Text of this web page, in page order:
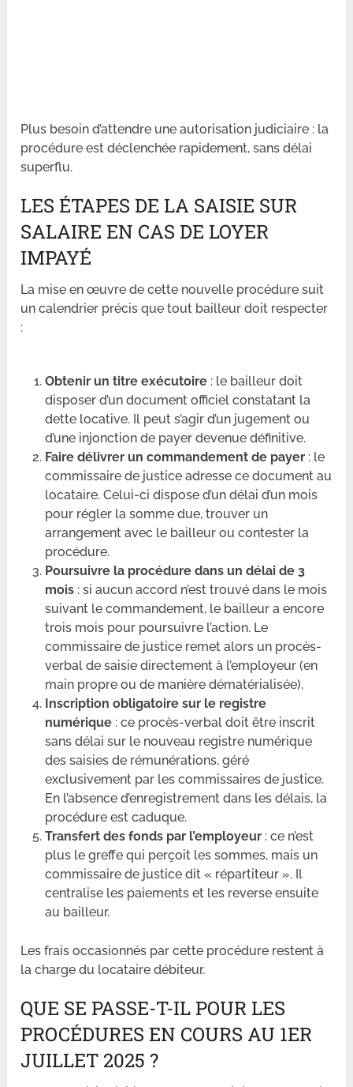
Plus besoin d’attendre une autorisation judiciaire : la
procédure est déclenchée rapidement, sans délai
superflu.
LES ÉTAPES DE LA SAISIE SUR
SALAIRE EN CAS DE LOYER
IMPAYÉ
La mise en œuvre de cette nouvelle procédure suit
un calendrier précis que tout bailleur doit respecter
:
Obtenir un titre exécutoire: le bailleur doit
disposer d’un document officiel constatant la
dette locative. Il peut s’agir d’un jugement ou
d’une injonction de payer devenue définitive.
Faire délivrer un commandement de payer: le
commissaire de justice adresse ce document au
locataire. Celui-ci dispose d’un délai d’un mois
pour régler la somme due, trouver un
arrangement avec le bailleur ou contester la
procédure.
Poursuivre la procédure dans un délai de 3
mois: si aucun accord n’est trouvé dans le mois
suivant le commandement, le bailleur a encore
trois mois pour poursuivre l’action. Le
commissaire de justice remet alors un procès-
verbal de saisie directement à l’employeur (en
main propre ou de manière dématérialisée).
Inscription obligatoire sur le registre
numérique: ce procès-verbal doit être inscrit
sans délai sur le nouveau registre numérique
des saisies de rémunérations, géré
exclusivement par les commissaires de justice.
En l’absence d’enregistrement dans les délais, la
procédure est caduque.
Transfert des fonds par l’employeur: ce n’est
plus le greffe qui perçoit les sommes, mais un
commissaire de justice dit « répartiteur ». Il
centralise les paiements et les reverse ensuite
au bailleur.
Les frais occasionnés par cette procédure restent à
la charge du locataire débiteur.
QUE SE PASSE-T-IL POUR LES
PROCÉDURES EN COURS AU 1ER
JUILLET 2025 ?